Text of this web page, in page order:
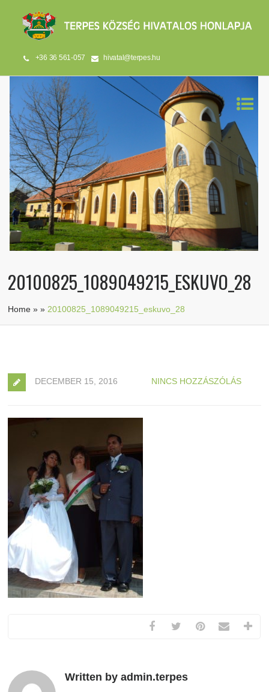
+36 36 561-057 hivatal@terpes.hu
20100825_1089049215_ESKUVO_28
Home »» 20100825_1089049215_eskuvo_28
DECEMBER 15, 2016 NINCS HOZZÁSZÓLÁS
Written by admin.terpes